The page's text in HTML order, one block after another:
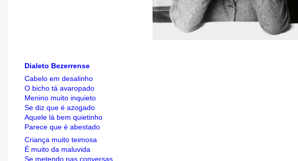
Dialeto Bezerrense
Cabelo em desalinho
O bicho tá avaropado
Menino muito inquieto
Se diz que é azogado
Aquele lá bem quietinho
Parece que é abestado
Criança muito teimosa
É muito da maluvida
Se metendo nas conversas